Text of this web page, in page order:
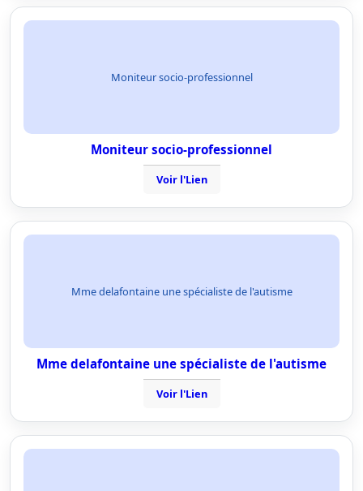
Moniteur socio-professionnel
Moniteur socio-professionnel
Voir l'Lien
Mme delafontaine une spécialiste de l'autisme
Mme delafontaine une spécialiste de l'autisme
Voir l'Lien